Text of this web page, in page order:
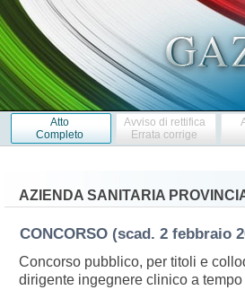
Atto
Completo
Avviso di rettifica
Errata corrige
AZIENDA SANITARIA
CONCORSO (scad. 2 febbraio
Concorso pubblico, per titoli e
dirigente ingegnere clinico a tempo